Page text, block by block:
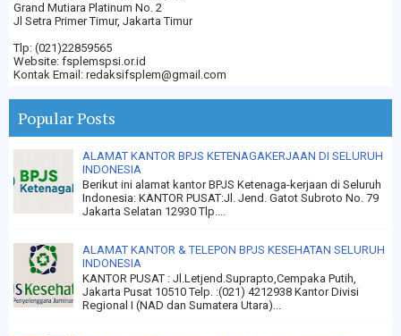
Grand Mutiara Platinum No. 2
Jl Setra Primer Timur, Jakarta Timur
Tlp: (021)22859565
Website: fsplemspsi.or.id
Kontak Email: redaksifsplem@gmail.com
Popular Posts
ALAMAT KANTOR BPJS KETENAGAKERJAAN DI SELURUH
INDONESIA
Berikut ini alamat kantor BPJS Ketenaga-kerjaan di Seluruh
Indonesia: KANTOR PUSAT:Jl. Jend. Gatot Subroto No. 79
Jakarta Selatan 12930 Tlp....
ALAMAT KANTOR & TELEPON BPJS KESEHATAN SELURUH
INDONESIA
KANTOR PUSAT : Jl.Letjend.Suprapto,Cempaka Putih,
Jakarta Pusat 10510 Telp. :(021) 4212938 Kantor Divisi
Regional I (NAD dan Sumatera Utara)...